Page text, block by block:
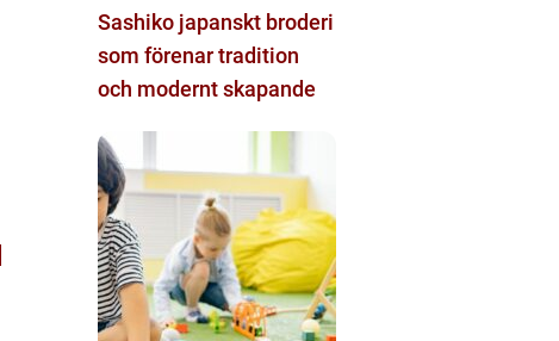
Sashiko japanskt broderi
som förenar tradition
och modernt skapande